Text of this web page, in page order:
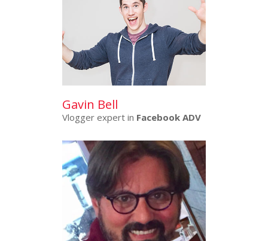
Gavin Bell
Vlogger expert in Facebook ADV